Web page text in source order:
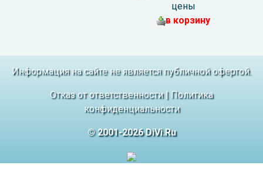
цены
в корзину
Информация на сайте не является публичной офертой.
Отказ от ответственности| Политика
конфиденциальности
© 2001-2026 DiVi.Ru